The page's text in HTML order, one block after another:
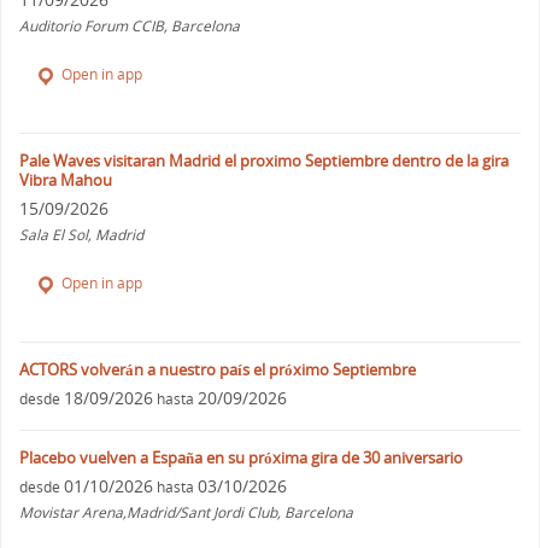
Auditorio Forum CCIB, Barcelona
Open in app
Pale Waves visitaran Madrid el proximo Septiembre dentro de la gira
Vibra Mahou
15/09/2026
Sala El Sol, Madrid
Open in app
ACTORS volverán a nuestro país el próximo Septiembre
desde 18/09/2026 hasta 20/09/2026
Placebo vuelven a España en su próxima gira de 30 aniversario
desde 01/10/2026 hasta 03/10/2026
Movistar Arena,Madrid/Sant Jordi Club, Barcelona